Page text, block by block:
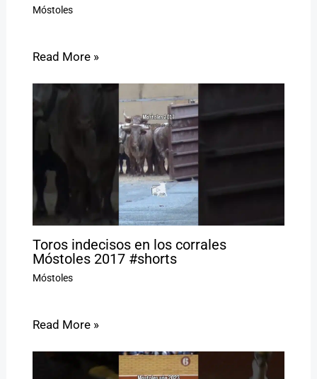
Móstoles
Read More »
Toros indecisos en los corrales
Móstoles 2017 #shorts
Móstoles
Read More »